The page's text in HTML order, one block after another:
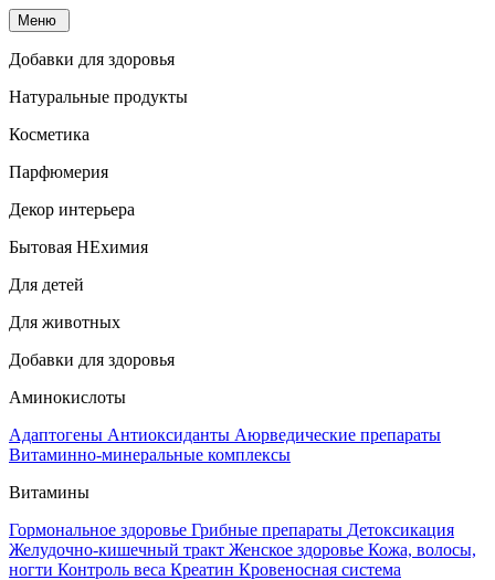
Меню
Добавки для здоровья
Натуральные продукты
Косметика
Парфюмерия
Декор интерьера
Бытовая НЕхимия
Для детей
Для животных
Добавки для здоровья
Аминокислоты
Адаптогены Антиоксиданты Аюрведические препараты
Витаминно-минеральные комплексы
Витамины
Гормональное здоровье Грибные препараты Детоксикация
Желудочно-кишечный тракт Женское здоровье Кожа, волосы,
ногти Контроль веса Креатин Кровеносная система